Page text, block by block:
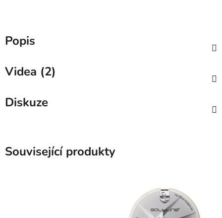
Popis
Videa (2)
Diskuze
Související produkty